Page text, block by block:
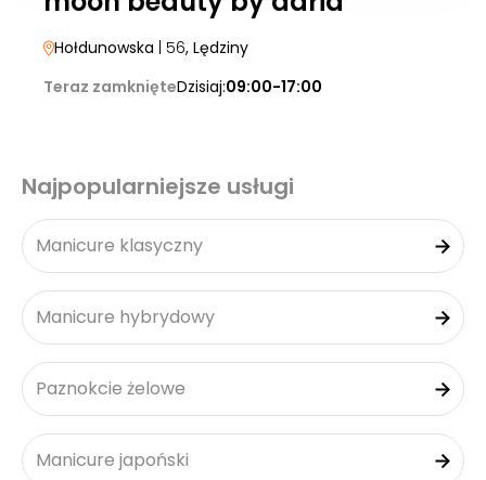
Hołdunowska | 56, Lędziny
Teraz zamknięteDzisiaj:09:00-17:00
Najpopularniejsze usługi
Manicure klasyczny
Manicure hybrydowy
Paznokcie żelowe
Manicure japoński